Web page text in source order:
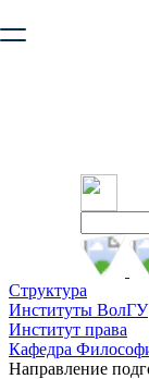
безопасную
Структура
Институты ВолГУ
Институт права
Кафедра
Направление